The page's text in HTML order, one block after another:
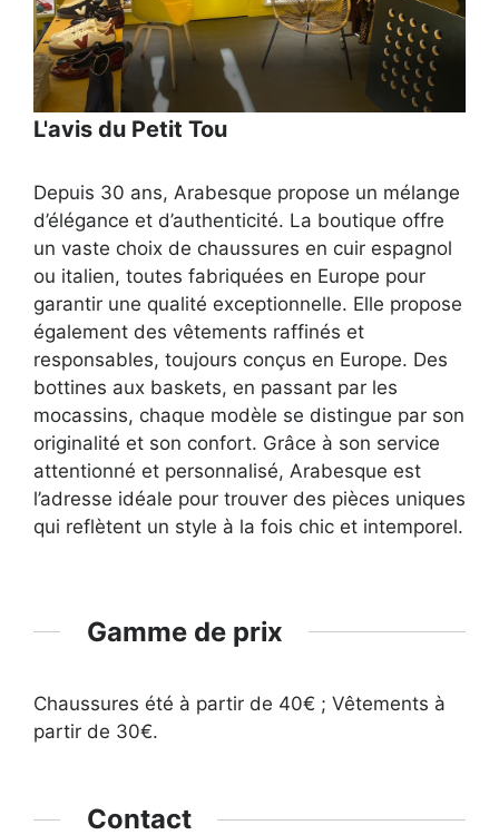
L'avis du Petit Tou
Depuis 30 ans, Arabesque propose un mélange
d’élégance et d’authenticité. La boutique offre
un vaste choix de chaussures en cuir espagnol
ou italien, toutes fabriquées en Europe pour
garantir une qualité exceptionnelle. Elle propose
également des vêtements raffinés et
responsables, toujours conçus en Europe. Des
bottines aux baskets, en passant par les
mocassins, chaque modèle se distingue par son
originalité et son confort. Grâce à son service
attentionné et personnalisé, Arabesque est
l’adresse idéale pour trouver des pièces uniques
qui reflètent un style à la fois chic et intemporel.
Gamme de prix
Chaussures été à partir de 40€ ; Vêtements à
partir de 30€.
Contact